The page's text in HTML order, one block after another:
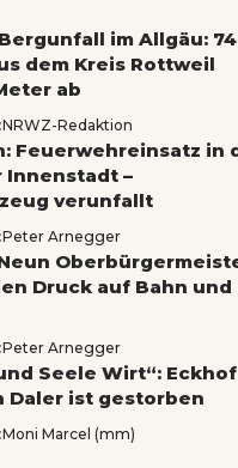
im Allgäu:
dem Kreis Rottweil
ab
NRWZ-Redaktion
Feuerwehreinsatz in
–
verunfallt
Peter Arnegger
Druck auf Bahn und
Peter Arnegger
Seele Wirt“:
Daler ist gestorben
Moni Marcel (mm)